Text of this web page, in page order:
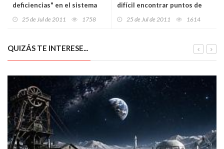
deficiencias" en el sistema
25 de Jul de 2011 1758
difícil encontrar puntos de
25 de Jul de 2011 1614
QUIZÁS TE INTERESE...